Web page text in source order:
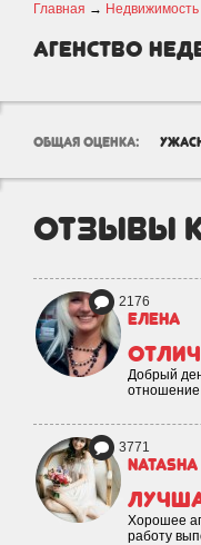
Главная → Недвижимость
Агенство
общая оценка:
отзывы
2176
Елена
Добрый
отношение
3771
natasha
Хорошее
работу